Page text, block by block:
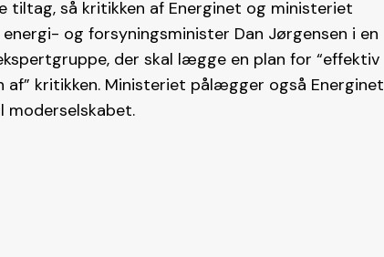
så kritikken af Energinet og ministeriet
og forsyningsminister Dan Jørgensen i en
der skal lægge en plan for “effektiv
kritikken. Ministeriet pålægger også Energinet